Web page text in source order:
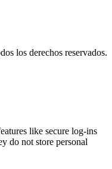
los derechos reservados.
like secure log-ins
do not store personal